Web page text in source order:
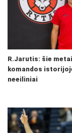
R.Jarutis: šie metai
komandos
neeiliniai